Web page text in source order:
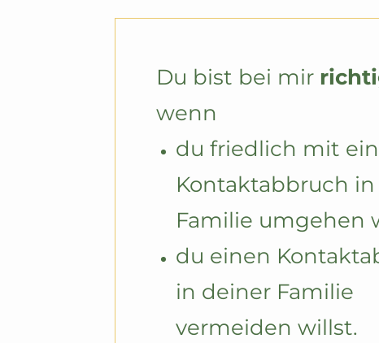
Du bist bei mir
wenn
du friedlich mit
Kontaktabbruch
Familie umgehen
du einen
in deiner Familie
vermeiden willst.